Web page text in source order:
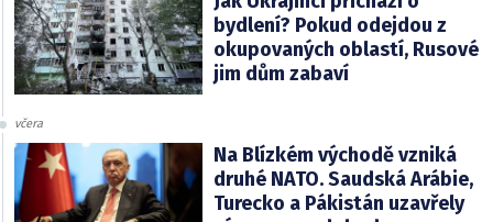
bydlení? Pokud odejdou z
okupovaných oblastí, Rusové
jim dům zabaví
včera
Na Blízkém východě vzniká
druhé NATO. Saudská Arábie,
Turecko a Pákistán uzavřely